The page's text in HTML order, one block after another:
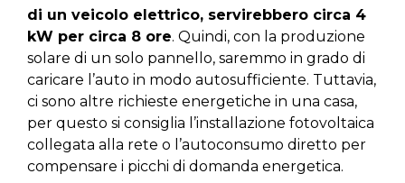
di un veicolo elettrico, servirebbero circa 4
kW per circa 8 ore. Quindi, con la produzione
solare di un solo pannello, saremmo in grado di
caricare l’auto in modo autosufficiente. Tuttavia,
ci sono altre richieste energetiche in una casa,
per questo si consiglia l’installazione fotovoltaica
collegata alla rete o l’autoconsumo diretto per
compensare i picchi di domanda energetica.